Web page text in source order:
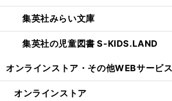
集英社みらい文庫
集英社の児童図書 S-KIDS.LAND
オンラインストア・ その他WEBサービス
オンラインストア